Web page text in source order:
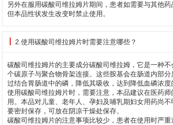
另外在服用碳酸司维拉姆片期间，患者如需要与其他
但本品性状发生改变时禁止使用。
2.使用碳酸司维拉姆片时需要注意哪些？
碳酸司维拉姆片的主要成分碳酸司维拉姆，它是一种
个碳原子与聚合物骨架连接。这些胺基会在肠道内部
过结合胃肠道中的磷，降低其吸收，达到降低血磷浓度
使用碳酸司维拉姆片时，需要注意，本品建议在医药
用。本品对儿童、老年人、孕妇及哺乳期妇女用药尚
要密封保存，可放在阴凉干燥处保存。
碳酸司维拉姆片的注意事项比较少，患者在使用时严